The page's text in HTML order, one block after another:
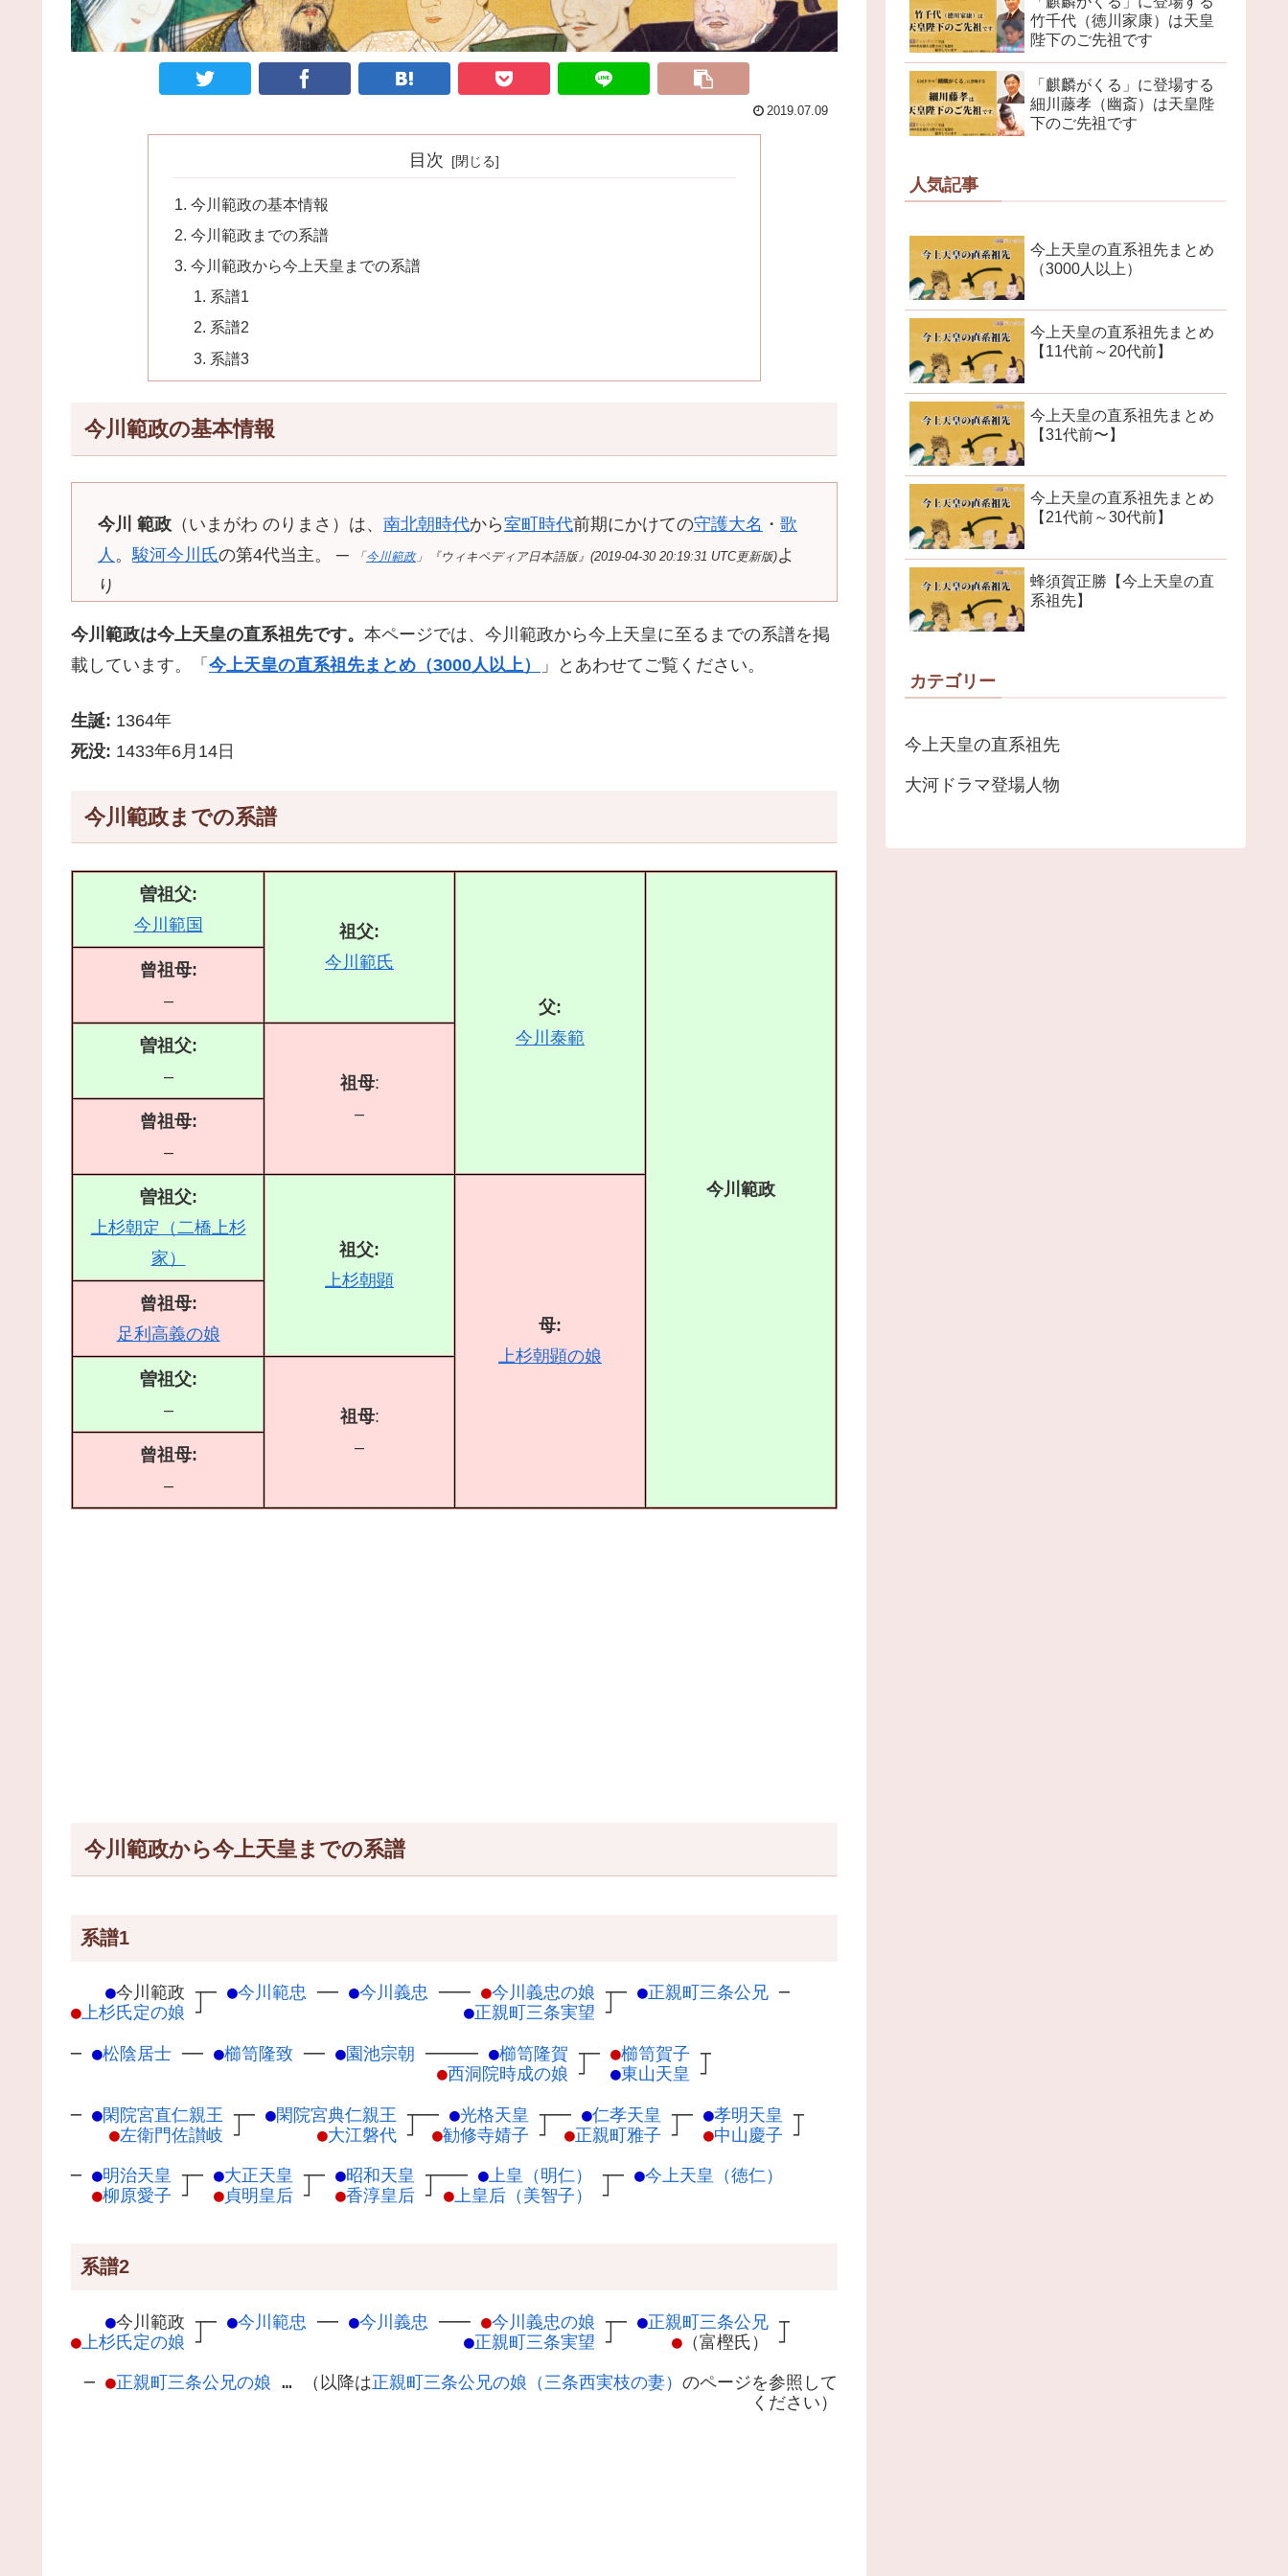
2019.07.09
目次
今川範政の基本情報
今川範政までの系譜
今川範政から今上天皇までの系譜
系譜1
系譜2
系譜3
今川範政の基本情報
今川 範政 （いまがわ のりまさ）は、 南北朝時代から室町時代前期にかけての守護大名 ・ 歌
人 。駿河今川氏の第4代当主。 ─ 「 今川範政」『ウィキペディア日本語版』(2019-04-30 20:19:31 UTC更新版)よ
り
今川範政は今上天皇の直系祖先です。 本ページでは、今川範政から今上天皇に至るまでの系譜を掲
載しています。「 今上天皇の直系祖先まとめ（3000人以上） 」とあわせてご覧ください。
生誕: 1364年
死没: 1433年6月14日
今川範政までの系譜
曽祖父:
今川範国
祖父:
今川範氏
父:
今川泰範
今川範政
曾祖母:
–
曽祖父:
–
祖母:
–
曾祖母:
–
曽祖父:
上杉朝定（二橋上杉
家）
祖父:
上杉朝顕
母:
上杉朝顕の娘
曾祖母:
足利高義の娘
曽祖父:
–
祖母:
–
曾祖母:
–
今川範政から今上天皇までの系譜
系譜1
●今川範政 ┬
●上杉氏定の娘 ┘
─ ●今川範忠 ── ●今川義忠 ─── ●今川義忠の娘 ┬
●正親町三条実望 ┘
─ ●正親町三条公兄 ─
─ ●松陰居士 ── ●櫛笥隆致 ── ●園池宗朝 ───── ●櫛笥隆賀 ┬
●西洞院時成の娘 ┘
─ ●櫛笥賀子 ┬
●東山天皇 ┘
─ ●閑院宮直仁親王 ┬
●左衛門佐讃岐 ┘
─ ●閑院宮典仁親王 ┬
●大江磐代 ┘
── ●光格天皇 ┬
●勧修寺婧子 ┘
── ●仁孝天皇 ┬
●正親町雅子 ┘
─ ●孝明天皇 ┬
●中山慶子 ┘
─ ●明治天皇 ┬
●柳原愛子 ┘
─ ●大正天皇 ┬
●貞明皇后 ┘
─ ●昭和天皇 ┬
●香淳皇后 ┘
─── ● 上皇（明仁）
┬
● 上皇后（美智子） ┘
─ ●今上天皇（徳仁）
系譜2
●今川範政 ┬
● 上杉氏定の娘 ┘
─ ●今川範忠 ── ●今川義忠 ─── ●今川義忠の娘 ┬
●正親町三条実望 ┘
─ ●正親町三条公兄 ┬
● （富樫氏） ┘
─ ●正親町三条公兄の娘 … （以降は正親町三条公兄の娘（三条西実枝の妻） のページを参照して
ください）
竹千代（徳川家康）は天皇
陛下のご先祖です
「麒麟がくる」に登場する
細川藤孝（幽斎）は天皇陛
下のご先祖です
人気記事
今上天皇の直系祖先まとめ
（3000人以上）
今上天皇の直系祖先まとめ
【11代前～20代前】
今上天皇の直系祖先まとめ
【31代前〜】
今上天皇の直系祖先まとめ
【21代前～30代前】
蜂須賀正勝【今上天皇の直
系祖先】
カテゴリー
今上天皇の直系祖先
大河ドラマ登場人物